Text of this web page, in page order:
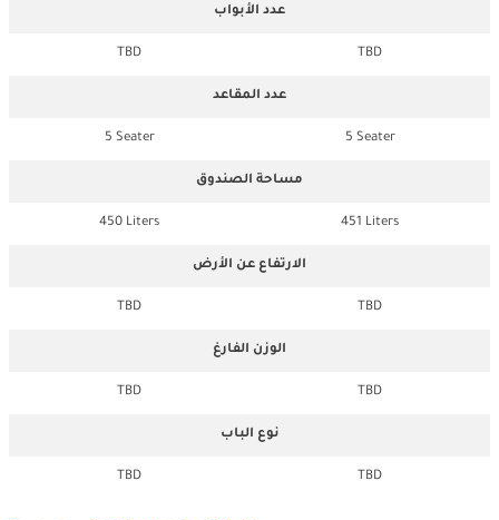
عدد الأبواب
TBD
TBD
عدد المقاعد
5 Seater
5 Seater
مساحة الصندوق
451 Liters
450 Liters
الارتفاع عن الأرض
TBD
TBD
الوزن الفارغ
TBD
TBD
نوع الباب
TBD
TBD